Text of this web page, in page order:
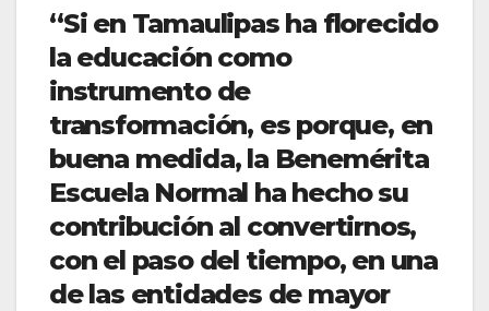
“Si en Tamaulipas ha florecido
la educación como
instrumento de
transformación, es porque, en
buena medida, la Benemérita
Escuela Normal ha hecho su
contribución al convertirnos,
con el paso del tiempo, en una
de las entidades de mayor